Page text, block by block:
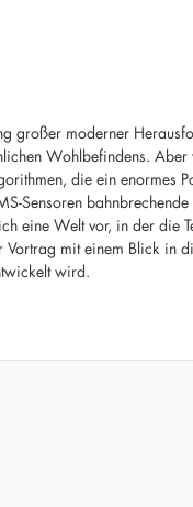
großer moderner
Wohlbefindens.
die ein enormes
Sensoren
eine Welt vor, in der die
mit einem Blick in
wird.